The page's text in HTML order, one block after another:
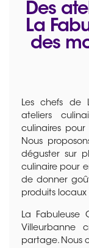
Des
La
des
Les chefs de
ateliers
culinaires
Nous
déguster sur
culinaire pour
de donner
produits locaux
La Fabuleuse
Villeurbanne
partage. Nous